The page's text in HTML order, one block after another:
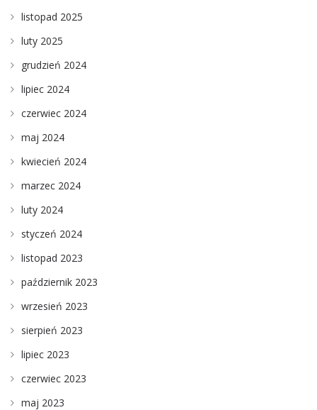
listopad 2025
luty 2025
grudzień 2024
lipiec 2024
czerwiec 2024
maj 2024
kwiecień 2024
marzec 2024
luty 2024
styczeń 2024
listopad 2023
październik 2023
wrzesień 2023
sierpień 2023
lipiec 2023
czerwiec 2023
maj 2023